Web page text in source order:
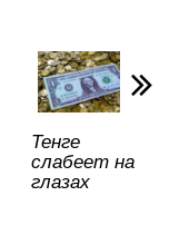
и
ть
Тенге
слабеет на
глазах